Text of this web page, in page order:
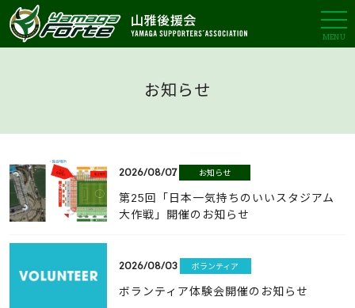
MENU
お知らせ
2026/08/07 お知らせ
第25回「日本一気持ちのいいスタジアム
大作戦」開催のお知らせ
2026/08/03 ボランティア
ボランティア体験会開催のお知らせ